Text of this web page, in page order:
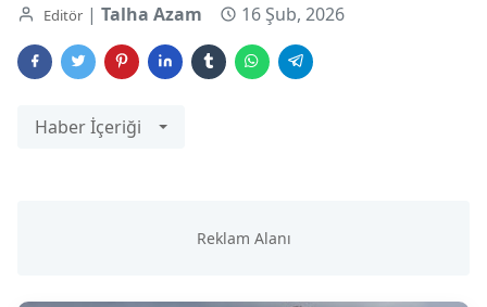
Editör | Talha Azam 16 Şub, 2026
Haber İçeriği